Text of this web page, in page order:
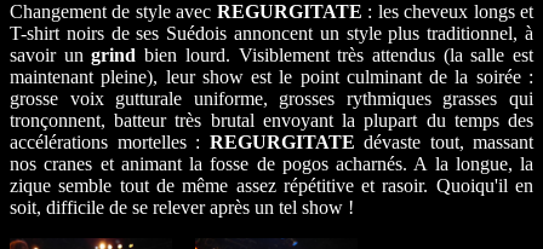
Changement de style avec REGURGITATE : les cheveux longs et
T-shirt noirs de ses Suédois annoncent un style plus traditionnel, à
savoir ungrind bien lourd. Visiblement très attendus (la salle est
maintenant pleine), leur show est le point culminant de la soirée :
grosse voix gutturale uniforme, grosses rythmiques grasses qui
tronçonnent, batteur très brutal envoyant la plupart du temps des
accélérations mortelles : REGURGITATE dévaste tout, massant
nos cranes et animant la fosse de pogos acharnés. A la longue, la
zique semble tout de même assez répétitive et rasoir. Quoiqu'il en
soit, difficile de se relever après un tel show !